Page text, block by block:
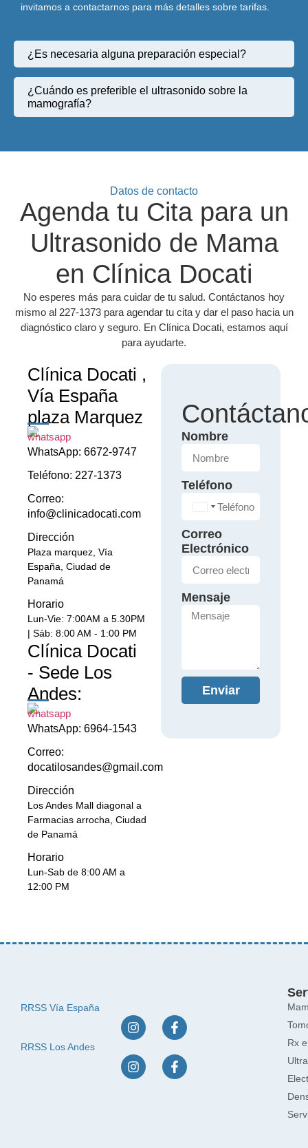
invitamos a contactarnos para más detalles sobre tarifas.
¿Es necesaria alguna preparación especial?
¿Cuándo es preferible el ultrasonido sobre la
mamografía?
Datos de contacto
Agenda tu Cita para un
Ultrasonido de Mama
en Clínica Docati
No esperes más para cuidar de tu salud. Contáctanos hoy
mismo al 227-1373 para agendar tu cita y dar el paso hacia un
diagnóstico claro y seguro. En Clínica Docati, estamos aquí
para ayudarte.
Clínica Docati ,
Vía España
plaza Marquez
WhatsApp: 6672-9747
Teléfono: 227-1373
Correo:
info@clinicadocati.com
Dirección
Plaza marquez, Vía
España, Ciudad de
Panamá
Horario
Lun-Vie: 7:00AM a 5.30PM
| Sáb: 8:00 AM - 1:00 PM
Clínica Docati
- Sede Los
Andes:
WhatsApp: 6964-1543
Correo:
docatilosandes@gmail.com
Dirección
Los Andes Mall diagonal a
Farmacias arrocha, Ciudad
de Panamá
Horario
Lun-Sab de 8:00 AM a
12:00 PM
Nombre
Teléfono
Panama +507
Correo
Electrónico
Mensaje
Enviar
RRSS Vía España
RRSS Los Andes
Rx